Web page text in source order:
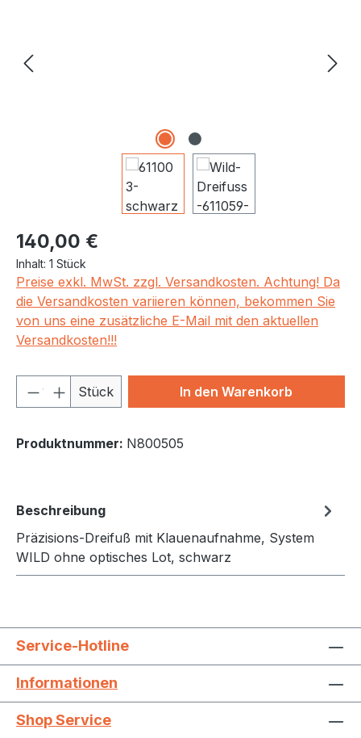
Regulärer Preis:
140,00 €
Inhalt: 1 Stück
Preise exkl. MwSt. zzgl. Versandkosten. Achtung! Da
die Versandkosten variieren können, bekommen Sie
von uns eine zusätzliche E-Mail mit den aktuellen
Versandkosten!!!
Produkt Anzahl: Gib den
Stück In den Warenkorb
Produktnummer: N800505
Beschreibung
Präzisions-Dreifuß mit Klauenaufnahme, System
WILD ohne optisches Lot, schwarz
Service-Hotline
Informationen
Shop Service